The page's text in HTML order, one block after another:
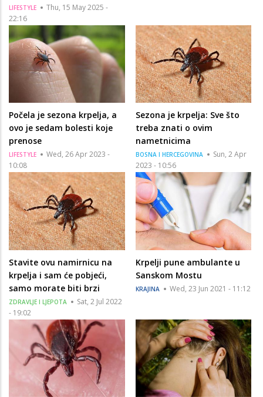
LIFESTYLE
Thu, 15 May 2025 -
22:16
Počela je sezona krpelja, a
ovo je sedam bolesti koje
prenose
LIFESTYLE
Wed, 26 Apr 2023 -
10:08
Sezona je krpelja: Sve što
treba znati o ovim
nametnicima
BOSNA I HERCEGOVINA
Sun, 2 Apr
2023 - 10:56
Stavite ovu namirnicu na
krpelja i sam će pobjeći,
samo morate biti brzi
ZDRAVLJE I LJEPOTA
Sat, 2 Jul 2022
- 19:02
Krpelji pune ambulante u
Sanskom Mostu
KRAJINA Wed, 23 Jun 2021 - 11:12